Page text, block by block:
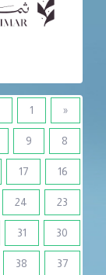
«
1
8
9
16
17
23
24
30
31
37
38